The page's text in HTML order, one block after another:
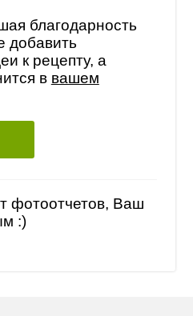
благодарность
добавить
к рецепту, а
в вашем
фотоотчетов, Ваш
:)